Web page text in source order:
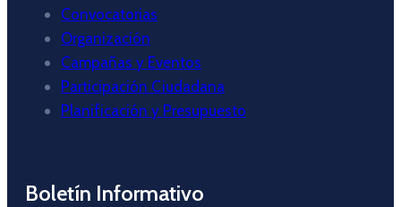
Convocatorias
Organización
Campañas y Eventos
Participación Ciudadana
Planificación y Presupuesto
Boletín Informativo